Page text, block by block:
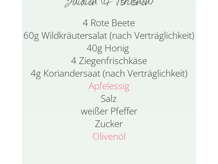
4 Rote Beete
60gWildkräutersalat (nach Verträglichkeit)
40g Honig
4 Ziegenfrischkäse
4g Koriandersaat (nach Verträglichkeit)
Apfelessig
Salz
weißer Pfeffer
Zucker
Olivenöl